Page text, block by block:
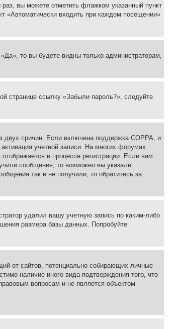
вы можете отметить флажком указанный пункт
«Автоматически входить при каждом посещении»
то вы будете видны только администраторам,
странице ссылку «Забыли пароль?», следуйте
двух причин. Если включена поддержка COPPA, и
учетной записи. На многих форумах
в процессе регистрации. Если вам
сообщения, то возможно вы указали
так и не получили, то обратитесь за
удалил вашу учетную запись по каким-либо
размера базы данных. Попробуйте
от сайтов, потенциально собирающих личные
наличие иного вида подтверждения того, что
вопросам и не является объектом